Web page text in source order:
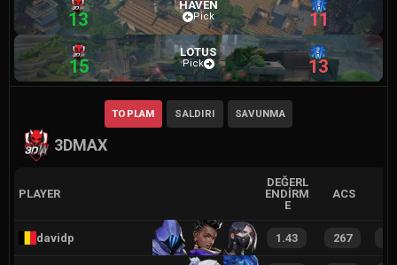
13
HAVEN
Pick 11
15
LOTUS
Pick 13
3DMAX
TOPLAM SALDIRI SAVUNMA
PLAYER
DEĞERL
ENDIRM
E
ACS
davidp 1.43 267